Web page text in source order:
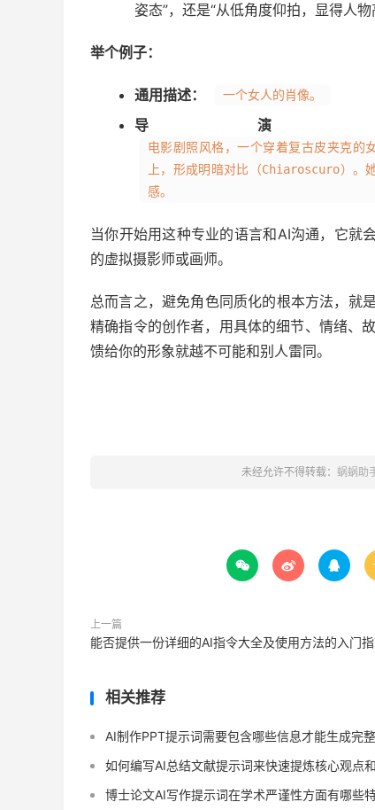
姿态”，还是“从低角度仰拍，显得人
举个例子：
通用描述： 一个女人的肖像。
导演
电影剧照风格，一个穿着复古皮夹克的
上，形成明暗对比（Chiaroscuro）。
感。
当你开始用这种专业的语言和AI沟通，它就
的虚拟摄影师或画师。
总而言之，避免角色同质化的根本方法，就
精确指令的创作者，用具体的细节、情绪、
馈给你的形象就越不可能和别人雷同。
未经允许不得转载： 蜗蜗助
  
上一篇
能否提供一份详细的AI指令大全及使用方法的入门指
相关推荐
AI制作PPT提示词需要包含哪些信息才能生成完
如何编写AI总结文献提示词来快速提炼核心观点
博士论文AI写作提示词在学术严谨性方面有哪些特